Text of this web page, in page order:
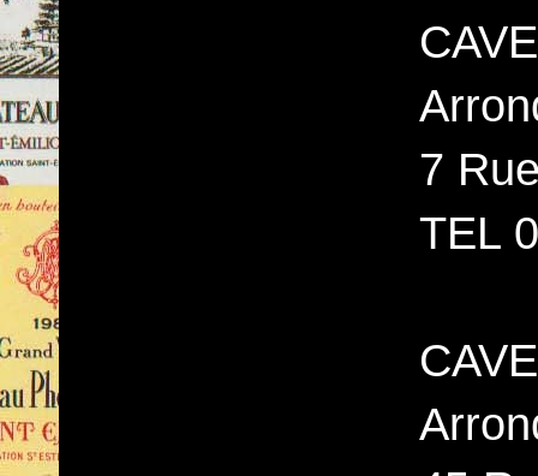
7
TEL